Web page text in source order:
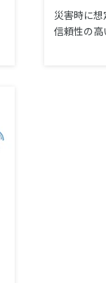
災害時に想
信頼性の